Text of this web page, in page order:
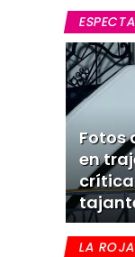
Fotos
en
LA ROJA